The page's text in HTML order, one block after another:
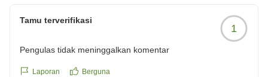
Tamu terverifikasi
1
Pengulas tidak meninggalkan komentar
Laporan Berguna